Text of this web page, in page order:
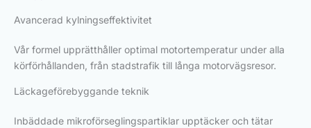
Avancerad kylningseffektivitet
Vår formel upprätthåller optimal motortemperatur under alla
körförhållanden, från stadstrafik till långa motorvägsresor.
Läckageförebyggande teknik
Inbäddade mikroförseglingspartiklar upptäcker och tätar